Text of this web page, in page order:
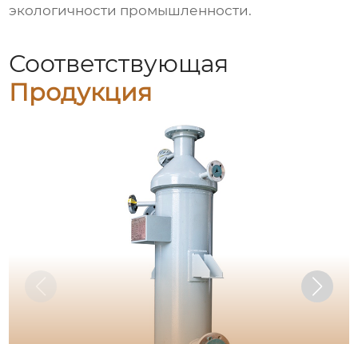
экологичности промышленности.
Соответствующая
Продукция